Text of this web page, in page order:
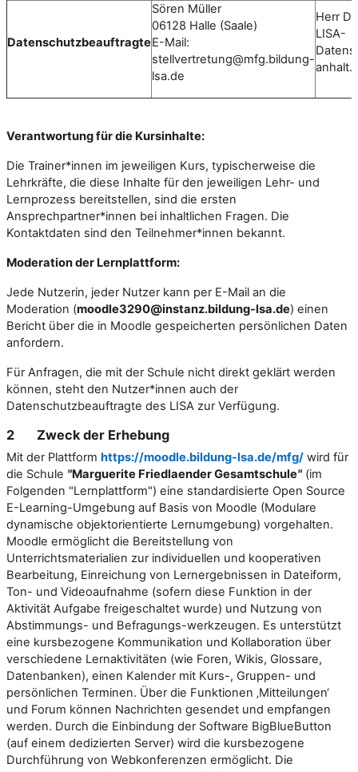
Datenschutzbeauftragte
Sören Müller
06128 Halle (Saale)
E-Mail:
stellvertretung@mfg.bildung-
lsa.de
Herr
LISA-
Verantwortung für die Kursinhalte:
Die Trainer*innen im jeweiligen Kurs, typischerweise die
Lehrkräfte, die diese Inhalte für den jeweiligen Lehr- und
Lernprozess bereitstellen, sind die ersten
Ansprechpartner*innen bei inhaltlichen Fragen. Die
Kontaktdaten sind den Teilnehmer*innen bekannt.
Moderation der Lernplattform:
Jede Nutzerin, jeder Nutzer kann per E-Mail an die
Moderation (moodle3290@instanz.bildung-lsa.de) einen
Bericht über die in Moodle gespeicherten persönlichen Daten
anfordern.
Für Anfragen, die mit der Schule nicht direkt geklärt werden
können, steht den Nutzer*innen auch der
Datenschutzbeauftragte des LISA zur Verfügung.
2 Zweck der Erhebung
Mit der Plattform https://moodle.bildung-lsa.de/mfg/ wird für
die Schule "Marguerite Friedlaender Gesamtschule" (im
Folgenden "Lernplattform") eine standardisierte Open Source
E-Learning-Umgebung auf Basis von Moodle (Modulare
dynamische objektorientierte Lernumgebung) vorgehalten.
Moodle ermöglicht die Bereitstellung von
Unterrichtsmaterialien zur individuellen und kooperativen
Bearbeitung, Einreichung von Lernergebnissen in Dateiform,
Ton- und Videoaufnahme (sofern diese Funktion in der
Aktivität Aufgabe freigeschaltet wurde) und Nutzung von
Abstimmungs- und Befragungs-werkzeugen. Es unterstützt
eine kursbezogene Kommunikation und Kollaboration über
verschiedene Lernaktivitäten (wie Foren, Wikis, Glossare,
Datenbanken), einen Kalender mit Kurs-, Gruppen- und
persönlichen Terminen. Über die Funktionen ‚Mitteilungen‘
und Forum können Nachrichten gesendet und empfangen
werden. Durch die Einbindung der Software BigBlueButton
(auf einem dedizierten Server) wird die kursbezogene
Durchführung von Webkonferenzen ermöglicht. Die